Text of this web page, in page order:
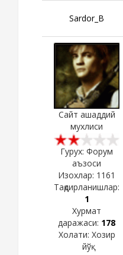
Sardor_B
Сайт ашаддий
мухлиси
Гурух: Форум
аъзоси
Изохлар: 1161
Тақдирланишлар:
1
Хурмат
даражаси: 178
Холати: Хозир
йўқ